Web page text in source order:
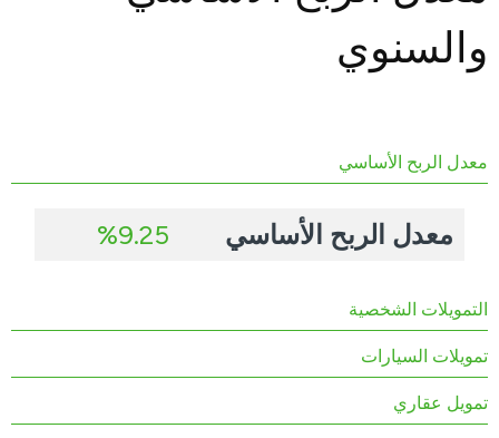
والسنوي
معدل الربح الأساسي
معدل الربح الأساسي 9.25%
التمويلات الشخصية
تمويلات السيارات
تمويل عقاري